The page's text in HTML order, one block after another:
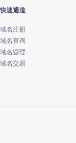
快速通道
域名注册
域名查询
域名管理
域名交易